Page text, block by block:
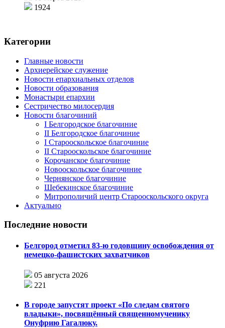
1924
Категории
Главные новости
Архиерейское служение
Новости епархиальных отделов
Новости образования
Монастыри епархии
Сестричество милосердия
Новости благочиний
I Белгородское благочиние
II Белгородское благочиние
I Старооскольское благочиние
II Старооскольское благочиние
Корочанское благочиние
Новооскольское благочиние
Чернянское благочиние
Шебекинское благочиние
Митрополичий центр Старооскольского округа
Актуально
Последние новости
Белгород отметил 83-ю годовщину освобождения от
немецко-фашистских захватчиков
05 августа 2026
221
В городе запустят проект «По следам святого
владыки», посвящённый священномученику
Онуфрию Гагалюку.